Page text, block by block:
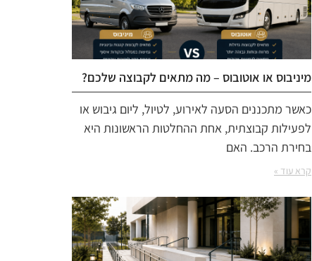
מיניבוס או אוטובוס – מה מתאים לקבוצה שלכם?
כאשר מתכננים הסעה לאירוע, לטיול, ליום גיבוש או
לפעילות קבוצתית, אחת ההחלטות הראשונות היא
בחירת הרכב. האם
קרא עוד »